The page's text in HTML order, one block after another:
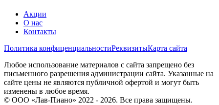
Акции
О нас
Контакты
Политика конфиценциальностиРеквизитыКарта сайта
Любое использование материалов с сайта запрещено без
письменного разрешения администрации сайта. Указанные на
сайте цены не являются публичной офертой и могут быть
изменены в любое время.
© ООО «Лав-Пиано» 2022 - 2026. Все права защищены.